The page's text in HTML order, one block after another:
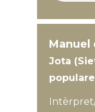
Manuel
Jota